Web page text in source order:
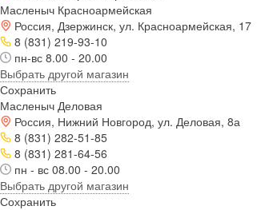
Масленыч Красноармейская
Россия, Дзержинск, ул. Красноармейская, 17
8 (831) 219-93-10
пн-вс 8.00 - 20.00
Выбрать другой магазин
Сохранить
Масленыч Деловая
Россия, Нижний Новгород, ул. Деловая, 8а
8 (831) 282-51-85
8 (831) 281-64-56
пн - вс 08.00 - 20.00
Выбрать другой магазин
Сохранить